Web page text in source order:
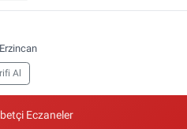
Al
Eczaneler